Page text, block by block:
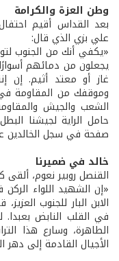
وطن العزة والكرامة
بعد القداس أقيم
علي بزي الذي قال:
«يكفي أنك من الجنوب
يجعلون من دمائهم
غاز أو معتد أثيم. إن
وموقفك من المقاومة
الشعب والجيش
حامل الراية لجيشنا
صفحة في سجل الخالدين
خالد في ضميرنا
القنصل روبير نعوم،
«إن الشهيد اللواء
الابن البار للجنوب
في القلب النابض
الطاهرة، وسارع هذا
الأجيال القادمة إلى دهر